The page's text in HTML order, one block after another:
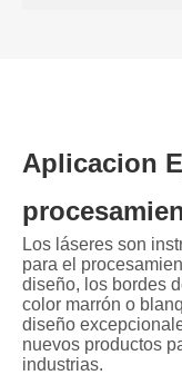
Aplicacion
Los láseres son
para el
diseño, los bordes
color marrón o
diseño
nuevos productos
industrias.